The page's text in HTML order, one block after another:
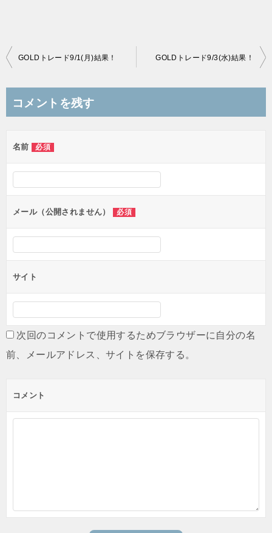
投
ビ
ー
シ
ョ
ン
GOLDトレード9/1(月)結果！ GOLDトレード9/3(水)結果！
コメントを残す
名前 必須
メール（公開されません） 必須
サイト
次回のコメントで使用するためブラウザーに自分の名
前、メールアドレス、サイトを保存する。
コメント